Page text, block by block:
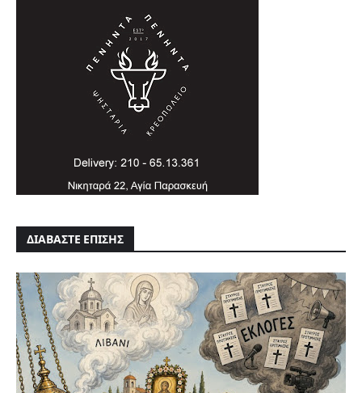
ΔΙΑΒΑΣΤΕ ΕΠΙΣΗΣ